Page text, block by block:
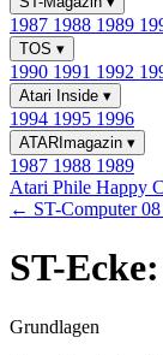
1987 1988 1989
TOS ▾
1990 1991 1992
Atari Inside ▾
1994 1995 1996
ATARImagazin ▾
1987 1988 1989
Atari Phile Happy
← ST-Computer
ST-
Grundlagen